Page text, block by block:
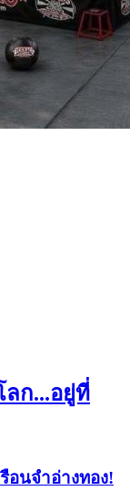
ลก...อยู่ที่
อนจำอ่างทอง!